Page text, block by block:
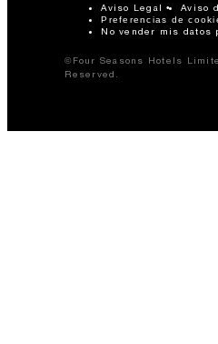
Aviso Legal Aviso
Preferencias de
No vender mis datos
©Four Seasons Hotels
Reserved.